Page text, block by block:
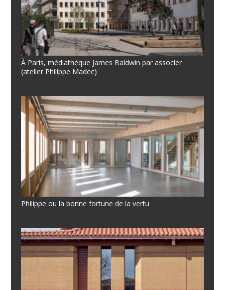
À Paris, médiathèque James Baldwin par associer
(atelier Philippe Madec)
Philippe ou la bonne fortune de la vertu